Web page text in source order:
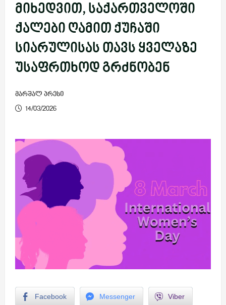
მიხედვით, საქართველოში
ქალები ღამით ქუჩაში
სიარულისას თავს ყველაზე
უსაფრთხოდ გრძნობენ
მარშალ პრესი
14/03/2026
Facebook Messenger Viber